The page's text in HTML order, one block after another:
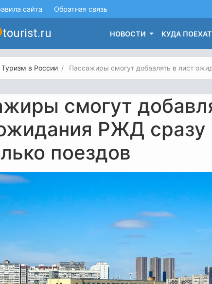
сайта Обратная связь
tourist.ru НОВОСТИ КУДА
Туризм в России Пассажиры смогут добавлять в лист
смогут
РЖД сразу
поездов